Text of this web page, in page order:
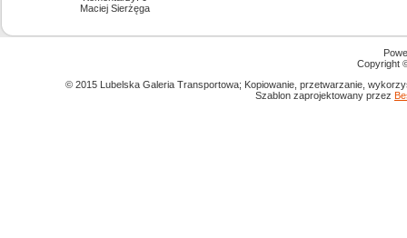
Maciej Sierżęga
Copyright
© 2015 Lubelska Galeria Transportowa; Kopiowanie, przetwarzanie,
Szablon zaprojektowany przez